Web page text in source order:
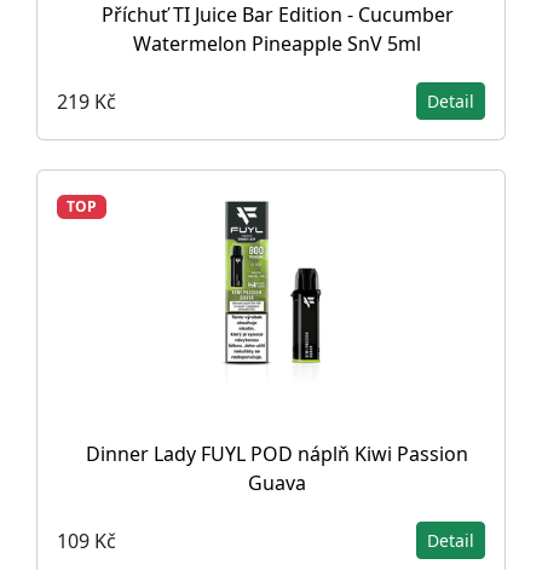
Příchuť TI Juice Bar Edition - Cucumber
Watermelon Pineapple SnV 5ml
219 Kč Detail
TOP
Dinner Lady FUYL POD náplň Kiwi Passion
Guava
109 Kč Detail